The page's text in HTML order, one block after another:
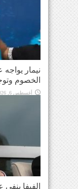
نيمار
الخصوم
أغسطس 6, 2026
الفيفا